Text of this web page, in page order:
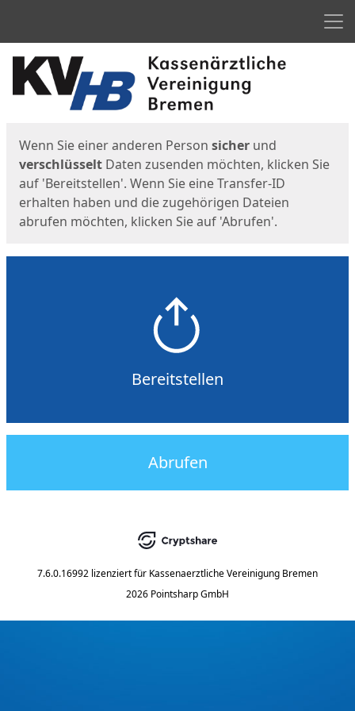
Start
Wenn Sie einer anderen Person sicher und
verschlüsselt Daten zusenden möchten, klicken Sie
auf 'Bereitstellen'. Wenn Sie eine Transfer-ID
erhalten haben und die zugehörigen Dateien
abrufen möchten, klicken Sie auf 'Abrufen'.
Bereitstellen
Abrufen
7.6.0.16992 lizenziert für Kassenaerztliche Vereinigung Bremen
2026 Pointsharp GmbH